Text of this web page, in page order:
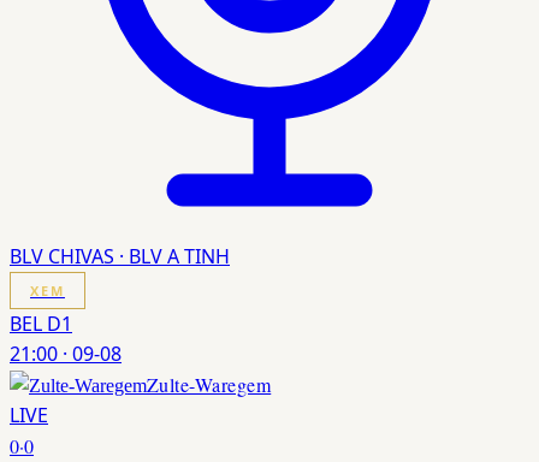
BLV CHIVAS · BLV A TINH
XEM
BEL D1
21:00 · 09-08
Zulte-Waregem
LIVE
0·0